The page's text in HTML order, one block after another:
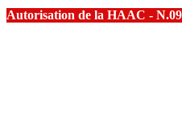
Autorisation de la HAAC -